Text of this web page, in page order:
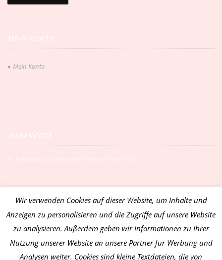
Mein Konto
Wir verwenden Cookies auf dieser Website, um Inhalte und
Anzeigen zu personalisieren und die Zugriffe auf unsere Website
zu analysieren. Außerdem geben wir Informationen zu Ihrer
Nutzung unserer Website an unsere Partner für Werbung und
Analysen weiter. Cookies sind kleine Textdateien, die von